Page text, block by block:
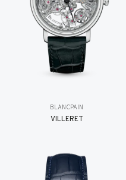
BLANCPAIN
VILLERET